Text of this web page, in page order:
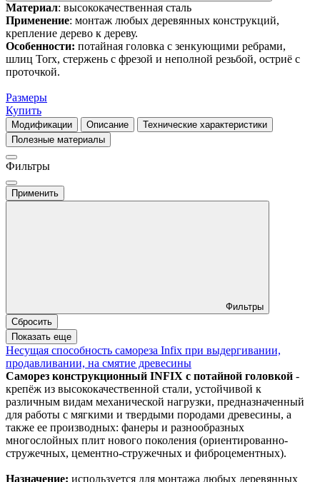
Материал: высококачественная сталь
Применение: монтаж любых деревянных конструкций,
крепление дерево к дереву.
Особенности: потайная головка с зенкующими ребрами,
шлиц Torx, стержень с фрезой и неполной резьбой, остриё с
проточкой.
Размеры
Купить
Модификации Описание
Технические характеристики
Полезные материалы
Фильтры
Применить
Фильтры
Сбросить
Показать еще
Несущая способность самореза Infix при выдергивании,
продавливании, на смятие древесины
Саморез конструкционный INFIX с потайной головкой -
крепёж из высококачественной стали, устойчивой к
различным видам механической нагрузки, предназначенный
для работы с мягкими и твердыми породами древесины, а
также ее производных: фанеры и разнообразных
многослойных плит нового поколения (ориентированно-
стружечных, цементно-стружечных и фиброцементных).
Назначение: используется для монтажа любых деревянных